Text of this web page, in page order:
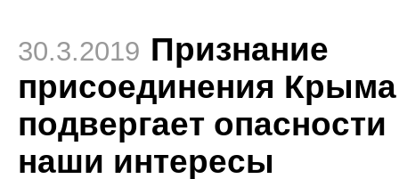
30.3.2019 Признание
присоединения Крыма
подвергает опасности
наши интересы